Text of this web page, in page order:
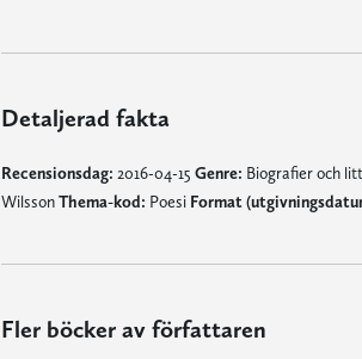
Detaljerad fakta
Recensionsdag: 2016-04-15 Genre: Biografier och
WilssonThema-kod: Poesi Format
Fler böcker av författaren